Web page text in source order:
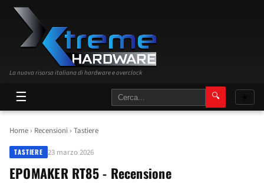
La nuova risorsa italiana di hardware e overclock
☰ 🔍
Home › Recensioni › Tastiere
TASTIERE 23 marzo 2026
EPOMAKER RT85 - Recensione